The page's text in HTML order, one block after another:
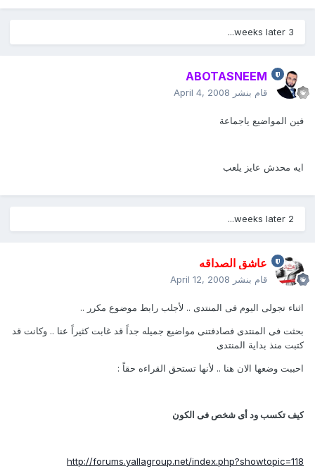
3 weeks later...
ABOTASNEEM
قام بنشر April 4, 2008
فين المواضيع ياجماعة
ايه محدش عايز يلعب
2 weeks later...
عاشق الصداقه
قام بنشر April 12, 2008
اثناء تجولى اليوم فى المنتدى .. لأجلب رابط موضوع مكرر ..
بحثت فى المنتدى فصادفتنى مواضيع جميله جداً قد غابت كثيراً عنا .. وكانت قد
كتبت منذ بداية المنتدى
احببت وضعها الان هنا .. لأنها تستحق القراءه حقاً :
كيف تكسب ود أى شخص فى الكون
http://forums.yallagroup.net/index.php?showtopic=118